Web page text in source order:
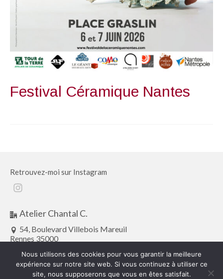
Festival Céramique Nantes
Retrouvez-moi sur Instagram
Atelier Chantal C.
54, Boulevard Villebois Mareuil
Rennes 35000
atelier.chantalc@gmail.com
Mentions légales Plan de site Politique de confidentialité
Nous utilisons des cookies pour vous garantir la meilleure
expérience sur notre site web. Si vous continuez à utiliser ce
site, nous supposerons que vous en êtes satisfait.